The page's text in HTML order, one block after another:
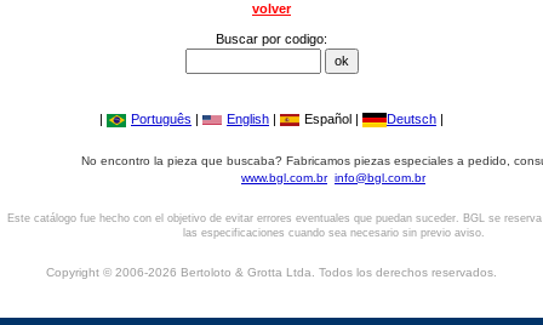
volver
Buscar por codigo:
| Português | English | Español | Deutsch |
No encontro la pieza que buscaba? Fabricamos piezas especiales a pedido,
www.bgl.com.br info@bgl.com.br
Este catálogo fue hecho con el objetivo de evitar errores eventuales que puedan suceder. BGL se
las especificaciones cuando sea necesario sin previo aviso.
Copyright © 2006-2026 Bertoloto & Grotta Ltda. Todos los derechos reservados.